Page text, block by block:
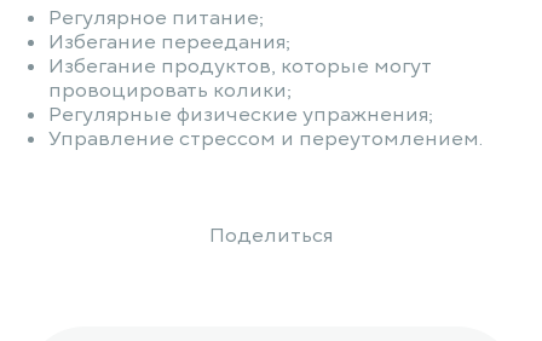
Регулярное питание;
Избегание переедания;
Избегание продуктов, которые могут
провоцировать колики;
Регулярные физические упражнения;
Управление стрессом и переутомлением.
Поделиться